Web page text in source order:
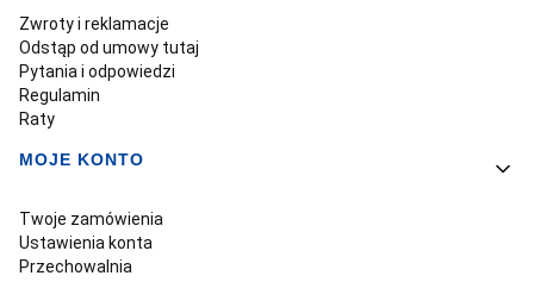
Zwroty i reklamacje
Odstąp od umowy tutaj
Pytania i odpowiedzi
Regulamin
Raty
MOJE KONTO
Twoje zamówienia
Ustawienia konta
Przechowalnia